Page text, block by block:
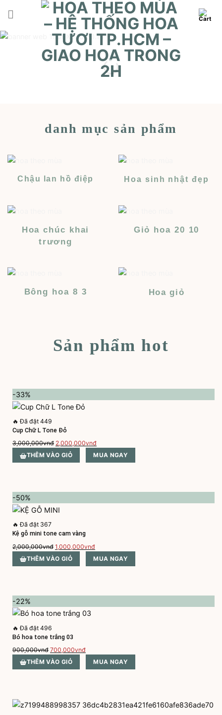
danh mục sản phẩm
Chậu lan hồ điệp Hoa sinh nhật đẹp
Hoa chúc khai
trương
Giỏ hoa 20 10
Bông hoa 8 3 Hoa giỏ
Sản phẩm hot
-33%
🔥 Đã đặt 449
Cup Chữ L Tone Đỏ
3,000,000vnđ Giá
gốc
là:
2,000,000vnđGiá
hiện
tại
THÊM VÀO GIỎ MUA NGAY
-50%
🔥 Đã đặt 367
Kệ gỗ mini tone cam vàng
2,000,000vnđ Giá
gốc
là:
1,000,000vnđGiá
hiện
tại
THÊM VÀO GIỎ MUA NGAY
-22%
🔥 Đã đặt 496
Bó hoa tone trắng 03
900,000vnđ Giá
gốc
là:
700,000vnđGiá
hiện
tại
THÊM VÀO GIỎ MUA NGAY